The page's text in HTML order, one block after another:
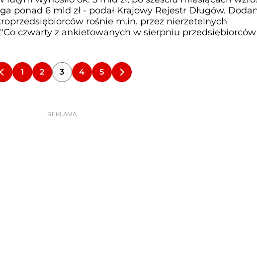
ponad 6 mld zł - podał Krajowy Rejestr Długów.
rośnie m.in. przez nierzetelnych
czwarty z ankietowanych w sierpniu przedsiębiorców
1 2 3 4 5
REKLAMA